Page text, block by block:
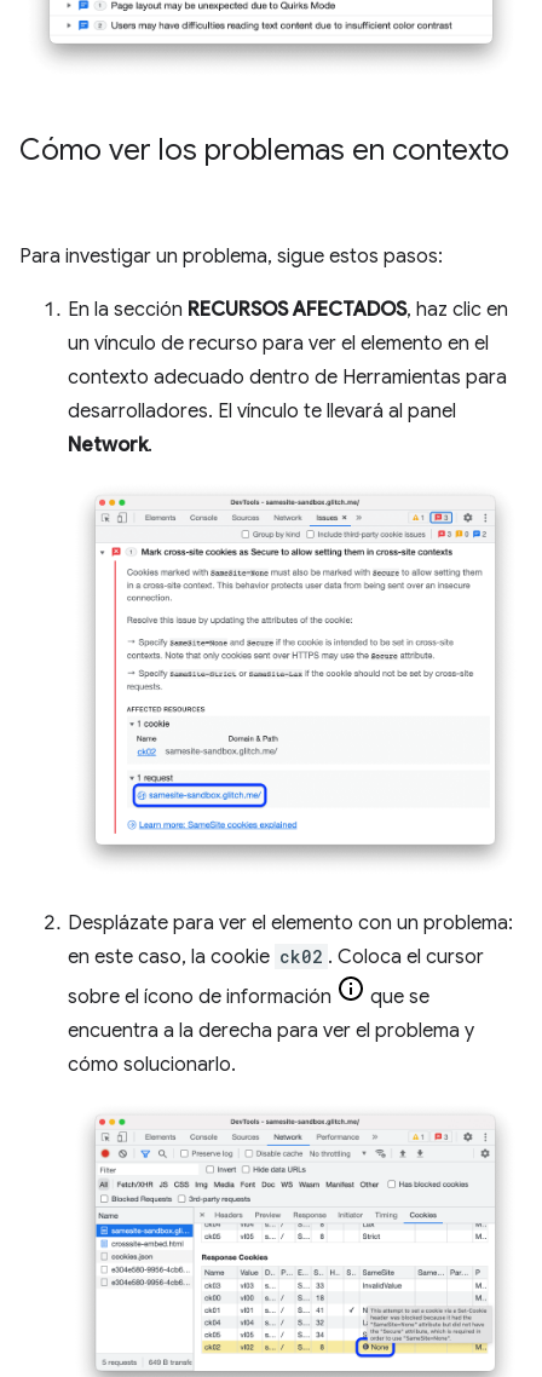
Cómo ver los problemas en contexto
Para investigar un problema, sigue estos pasos:
En la sección RECURSOS AFECTADOS, haz clic en
un vínculo de recurso para ver el elemento en el
contexto adecuado dentro de Herramientas para
desarrolladores. El vínculo te llevará al panel
Network.
Desplázate para ver el elemento con un problema:
en este caso, la cookie ck02 . Coloca el cursor
sobre el ícono de información
que se
encuentra a la derecha para ver el problema y
cómo solucionarlo.